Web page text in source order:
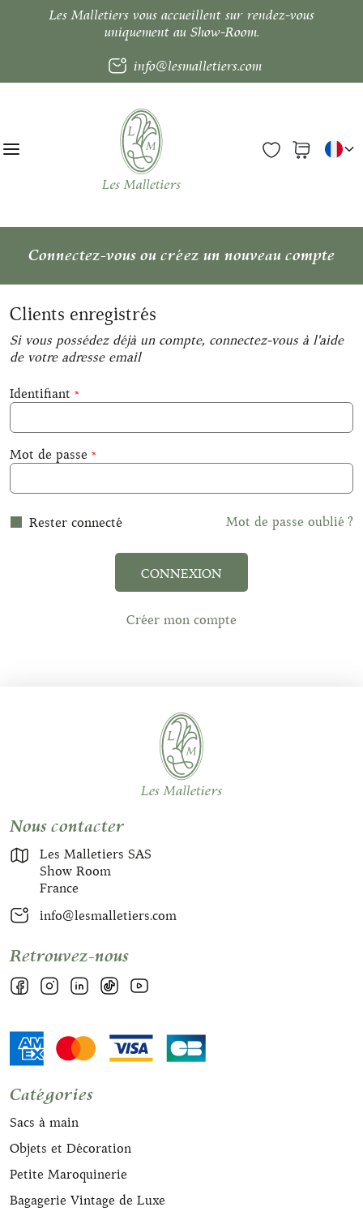
Les Malletiers vous accueillent sur rendez-vous
uniquement au Show-Room.
info@lesmalletiers.com
Connectez-vous ou créez un nouveau compte
Clients enregistrés
Si vous possédez déjà un compte, connectez-vous à l'aide
de votre adresse email
Identifiant
Mot de passe
Rester connecté Mot de passe oublié ?
CONNEXION
Créer mon compte
Nous contacter
Les Malletiers SAS
Show Room
France
info@lesmalletiers.com
Retrouvez-nous
Catégories
Sacs à main
Objets et Décoration
Petite Maroquinerie
Bagagerie Vintage de Luxe